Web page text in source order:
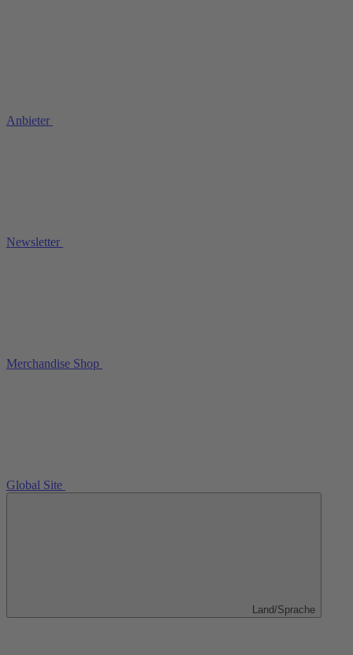
Anbieter
Newsletter
Merchandise Shop
Global Site
Land/Sprache